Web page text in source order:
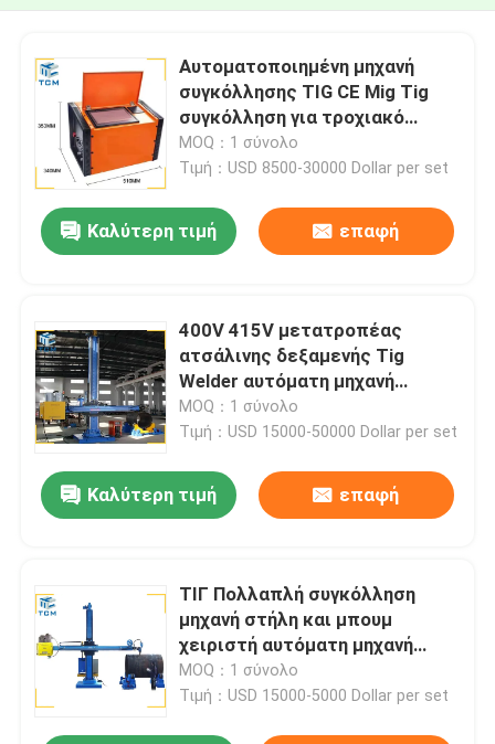
Αυτοματοποιημένη μηχανή
συγκόλλησης TIG CE Mig Tig
συγκόλληση για τροχιακό
στρογγυλό σωλήνα
MOQ：1 σύνολο
Τιμή：USD 8500-30000 Dollar per set
Καλύτερη τιμή επαφή
400V 415V μετατροπέας
ατσάλινης δεξαμενής Tig
Welder αυτόματη μηχανή
συγκόλλησης Tig
MOQ：1 σύνολο
Τιμή：USD 15000-50000 Dollar per set
Καλύτερη τιμή επαφή
ΤΙΓ Πολλαπλή συγκόλληση
μηχανή στήλη και μπουμ
χειριστή αυτόματη μηχανή
συγκόλλησης
MOQ：1 σύνολο
Τιμή：USD 15000-5000 Dollar per set